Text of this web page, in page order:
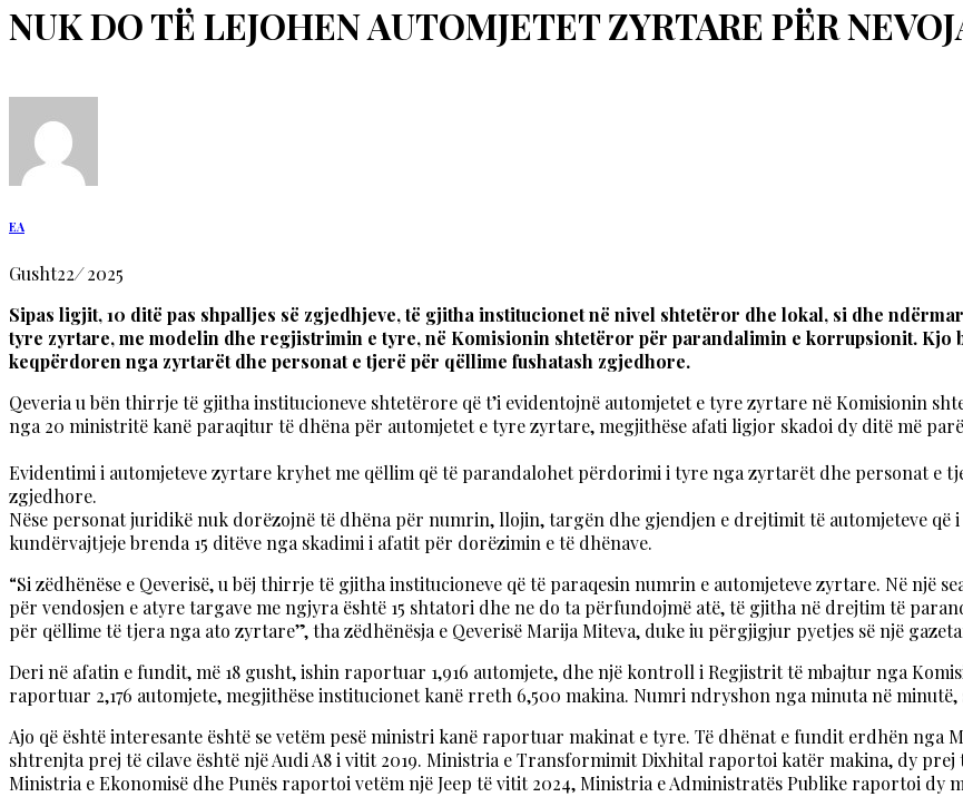
NUK DO TË LEJOHEN AUTOMJETET ZYRTARE PËR
EA
Gusht22/2025
Sipas ligjit, 10 ditë pas shpalljes së zgjedhjeve, të gjitha institucionet në nivel shtetëror dhe lokal, si dhe
tyre zyrtare, me modelin dhe regjistrimin e tyre, në Komisionin shtetëror për parandalimin e korrupsionit. Kjo
keqpërdoren nga zyrtarët dhe personat e tjerë për qëllime fushatash zgjedhore.
Qeveria u bën thirrje të gjitha institucioneve shtetërore që t’i evidentojnë automjetet e tyre zyrtare në Komisionin
nga 20 ministritë kanë paraqitur të dhëna për automjetet e tyre zyrtare, megjithëse afati ligjor skadoi dy ditë më
Evidentimi i automjeteve zyrtare kryhet me qëllim që të parandalohet përdorimi i tyre nga zyrtarët dhe personat e
zgjedhore.
Nëse personat juridikë nuk dorëzojnë të dhëna për numrin, llojin, targën dhe gjendjen e drejtimit të automjeteve
kundërvajtjeje brenda 15 ditëve nga skadimi i afatit për dorëzimin e të dhënave.
“Si zëdhënëse e Qeverisë, u bëj thirrje të gjitha institucioneve që të paraqesin numrin e automjeteve zyrtare. Në një
për vendosjen e atyre targave me ngjyra është 15 shtatori dhe ne do ta përfundojmë atë, të gjitha në drejtim të
për qëllime të tjera nga ato zyrtare”, tha zëdhënësja e Qeverisë Marija Miteva, duke iu përgjigjur pyetjes së një
Deri në afatin e fundit, më 18 gusht, ishin raportuar 1,916 automjete, dhe një kontroll i Regjistrit të mbajtur nga
raportuar 2,176 automjete, megjithëse institucionet kanë rreth 6,500 makina. Numri ndryshon nga minuta në
Ajo që është interesante është se vetëm pesë ministri kanë raportuar makinat e tyre. Të dhënat e fundit erdhën nga
shtrenjta prej të cilave është një Audi A8 i vitit 2019. Ministria e Transformimit Dixhital raportoi katër makina, dy
Ministria e Ekonomisë dhe Punës raportoi vetëm një Jeep të vitit 2024, Ministria e Administratës Publike raportoi dy